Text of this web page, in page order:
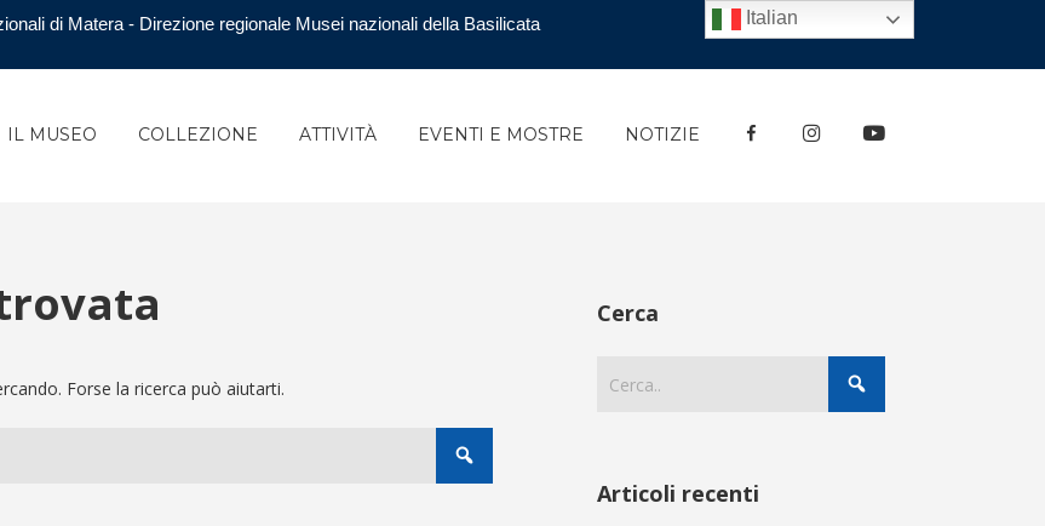
di Matera - Direzione regionale Musei nazionali della Basilicata
IL MUSEO COLLEZIONE ATTIVITÀ EVENTI E MOSTRE NOTIZIE FACEBOOKINSTAGRAMYOUTUBE
Forse la ricerca può aiutarti.
Cerca
Articoli recenti
Italian